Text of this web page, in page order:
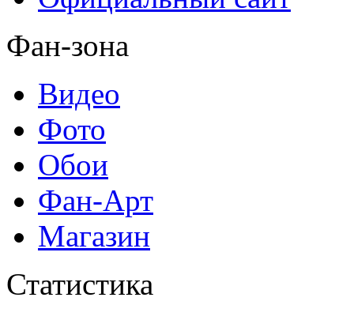
Фан-зона
Видео
Фото
Обои
Фан-Арт
Магазин
Статистика